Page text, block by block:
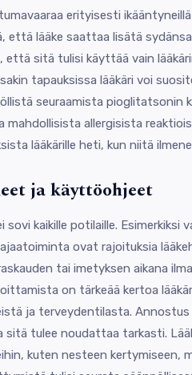
erityisesti
että lääke saattaa lisätä
että sitä tulisi käyttää vain
tapauksissa lääkäri voi
seuraamista pioglitatsonin
mahdollisista allergisista
lääkärille heti, kun niitä
ja käyttöohjeet
sovi kaikille potilaille. Esimerkiksi
ovat rajoituksia
tai imetyksen aikana
on tärkeää kertoa
ja terveydentilasta. Annostus
sitä tulee noudattaa tarkasti.
kuten nesteen kertymiseen,